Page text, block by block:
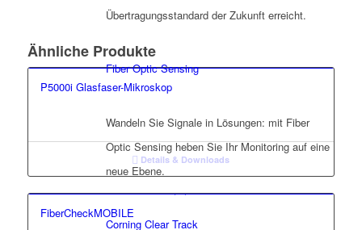
Übertragungsstandard der Zukunft erreicht.
Fiber Optic Sensing
Wandeln Sie Signale in Lösungen: mit Fiber
Optic Sensing heben Sie Ihr Monitoring auf eine
neue Ebene.
Corning Clear Track
Ähnliche Produkte
P5000i Glasfaser-Mikroskop
Details & Downloads
FiberCheckMOBILE